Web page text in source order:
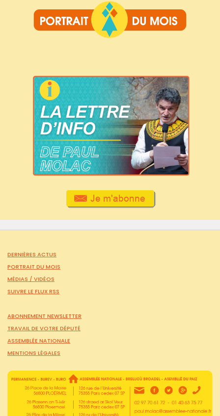
DERNIÈRES ACTUS
PORTRAIT DU MOIS
MÉDIAS / VIDÉOS
SUIVRE LE FLUX RSS
ABONNEMENT NEWSLETTER
TRAVAIL DE VOTRE DÉPUTÉ
ASSEMBLÉE NATIONALE
MENTIONS LÉGALES